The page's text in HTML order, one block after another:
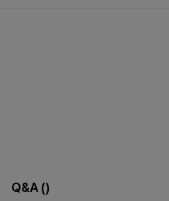
Q&A ()